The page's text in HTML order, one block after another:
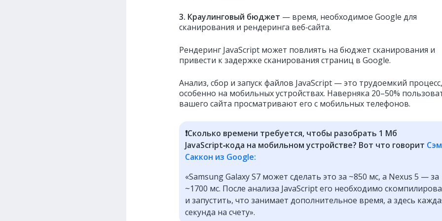
3. Краулинговый бюджет — время, необходимое Google для
сканирования и рендеринга веб‑сайта.
Рендеринг JavaScript может повлиять на бюджет сканирования и
привести к задержке сканирования страниц в Google.
Анализ, сбор и запуск файлов JavaScript — это трудоемкий процесс,
особенно на мобильных устройствах. Наверняка 20–50%
вашего сайта просматривают его с мобильных телефонов.
❗️Сколько времени требуется, чтобы разобрать 1 Мб
JavaScript‑кода на мобильном устройстве? Вот что говорит Сэм
Саккон из Google:
«Samsung Galaxy S7 может сделать это за ~850 мс, а Nexus 5 — за
~1700 мс. После анализа JavaScript его необходимо
и запустить, что занимает дополнительное время, а здесь
секунда на счету».